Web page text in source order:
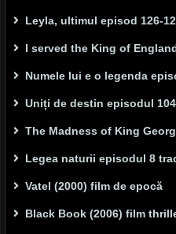
Leyla, ultimul episod 126-
I served the King of
Numele lui e o legenda
Uniți de destin episodul
The Madness of King
Legea naturii episodul 8
Vatel (2000) film de epocă
Black Book (2006) film